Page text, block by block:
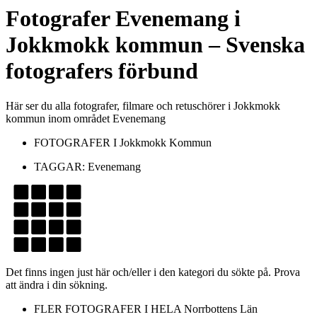
FotograferEvenemang i
Jokkmokk kommun– Svenska
fotografers förbund
Här ser du alla fotografer, filmare och retuschörer i Jokkmokk
kommun inom området Evenemang
FOTOGRAFER I Jokkmokk Kommun
TAGGAR: Evenemang
Det finns ingen just här och/eller i den kategori du sökte på. Prova
att ändra i din sökning.
FLER FOTOGRAFER I HELA Norrbottens Län